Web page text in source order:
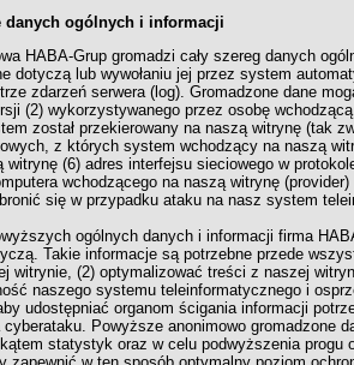
danych ogólnych i informacji
HABA-Grup gromadzi cały szereg danych
dotyczą lub wywołaniu jej przez system
zdarzeń serwera (log). Gromadzone dane
(2) wykorzystywanego przez osobę
został przekierowany na naszą witrynę (tak
z których system wchodzący na naszą
witrynę (6) adres interfejsu sieciowego w
wchodzącego na naszą witrynę
się w przypadku ataku na nasz system
ogólnych danych i informacji firma
Takie informacje są potrzebne przede
witrynie, (2) optymalizować treści z naszej
naszego systemu teleinformatycznego i
udostępniać organom ścigania informacji
cyberataku. Powyższe anonimowo gromadzone
statystyk oraz w celu podwyższenia progu